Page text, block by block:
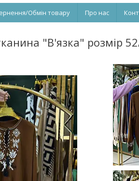
Обмін товару Про нас
"В'язка" розмір